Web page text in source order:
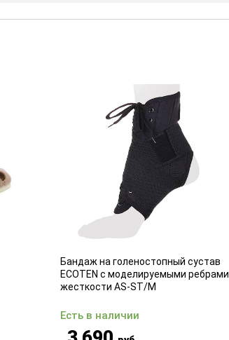
Бандаж на голеностопный сустав
ECOTEN с моделируемыми ребрами
жесткости AS-ST/M
Есть в наличии